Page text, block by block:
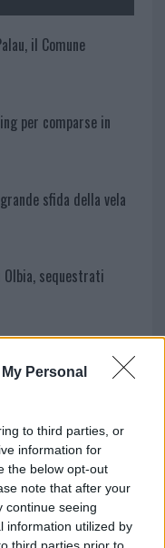
Personal
to third parties, or
information for
the below opt-out
note that after your
continue seeing
information utilized by
third parties prior to
il Comune
per comparse in
sfida della vela
sequestrati
medicale avanzata
centri di riferimento
il Campo Base:
grande